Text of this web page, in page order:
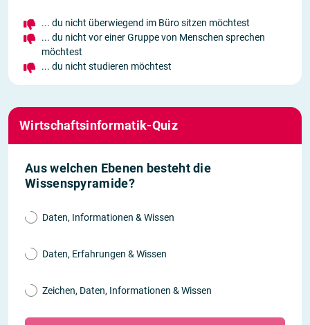
... du nicht überwiegend im Büro sitzen möchtest
... du nicht vor einer Gruppe von Menschen sprechen
möchtest
... du nicht studieren möchtest
Wirtschaftsinformatik-Quiz
Aus welchen Ebenen besteht die
Wissenspyramide?
Daten, Informationen & Wissen
Daten, Erfahrungen & Wissen
Zeichen, Daten, Informationen & Wissen